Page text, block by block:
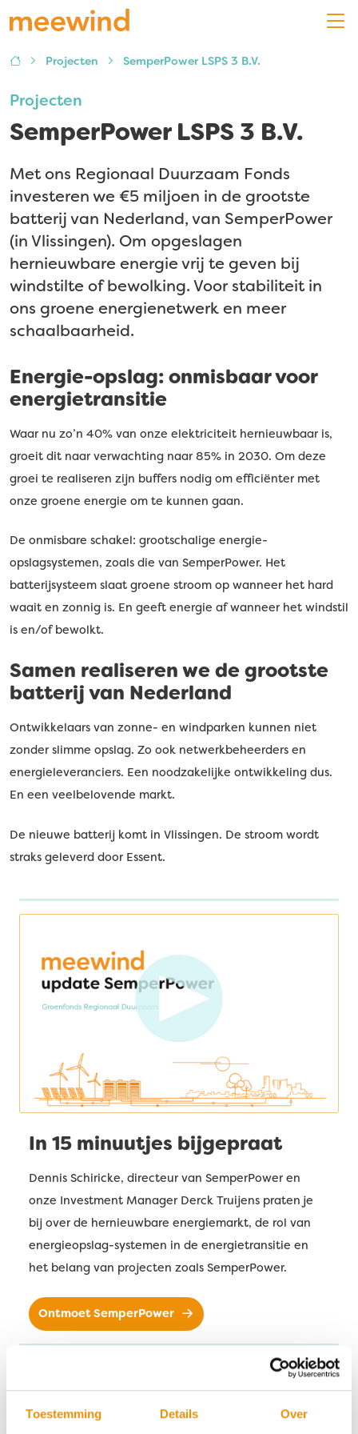
Toestemming Details Over
Projecten SemperPower LSPS 3 B.V.
Projecten
SemperPower LSPS 3 B.V.
Met ons Regionaal Duurzaam Fonds
investeren we €5 miljoen in de grootste
batterij van Nederland, van SemperPower
(in Vlissingen). Om opgeslagen
hernieuwbare energie vrij te geven bij
windstilte of bewolking. Voor stabiliteit in
ons groene energienetwerk en meer
schaalbaarheid.
Energie-opslag: onmisbaar voor
energietransitie
Waar nu zo’n 40% van onze elektriciteit hernieuwbaar is,
groeit dit naar verwachting naar 85% in 2030. Om deze
groei te realiseren zijn buffers nodig om efficiënter met
onze groene energie om te kunnen gaan.
De onmisbare schakel: grootschalige energie-
opslagsystemen, zoals die van SemperPower. Het
batterijsysteem slaat groene stroom op wanneer het hard
waait en zonnig is. En geeft energie af wanneer het windstil
is en/of bewolkt.
Samen realiseren we de grootste
batterij van Nederland
Ontwikkelaars van zonne- en windparken kunnen niet
zonder slimme opslag. Zo ook netwerkbeheerders en
energieleveranciers. Een noodzakelijke ontwikkeling dus.
En een veelbelovende markt.
De nieuwe batterij komt in Vlissingen. De stroom wordt
straks geleverd door Essent.
In 15 minuutjes bijgepraat
Dennis Schiricke, directeur van SemperPower en
onze Investment Manager Derck Truijens praten je
bij over de hernieuwbare energiemarkt, de rol van
energieopslag-systemen in de energietransitie en
het belang van projecten zoals SemperPower.
Ontmoet SemperPower